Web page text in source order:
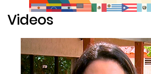
Videos